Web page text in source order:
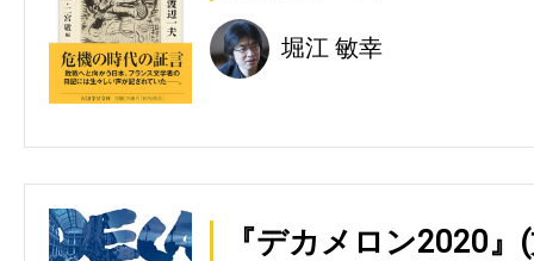
堀江 敏幸
『デカメロン2020』